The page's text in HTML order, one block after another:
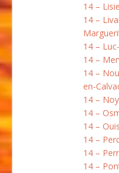
14 –
14 –
14 –
14 –
14 –
en-
14 –
14 –
14 –
14 –
14 –
14 –